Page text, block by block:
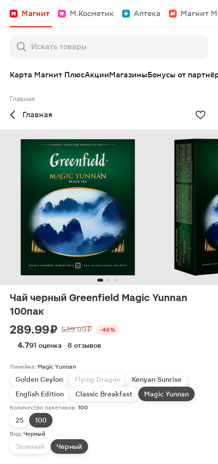
Магнит М.Косметик Аптека Магнит
Карта Магнит ПлюсАкцииМагазиныБонусы от
Главная
Главная
Чай черный Greenfield Magic Yunnan
100пак
289.99 ₽ 539.99 ₽ -46%
4.791 оценка · 8 отзывов
Линейка: Magic Yunnan
Golden Ceylon Flying Dragon
Kenyan Sunrise
English Edition
Classic Breakfast Magic Yunnan
Количество пакетиков: 100
25 100
Вид: Черный
Зеленый Черный